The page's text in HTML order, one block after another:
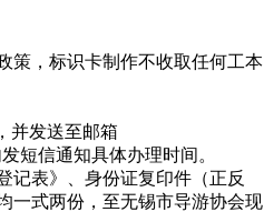
，标识卡制作不收取任何工本
并发送至邮箱
短信通知具体办理时间。
表》、身份证复印件（正反
一式两份，至无锡市导游协会现